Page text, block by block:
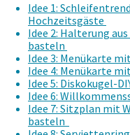
Idee 1:
Hochzeitsgäste
Idee 2: Halterung
basteln
Idee 3: Menükarte
Idee 4: Menükarte
Idee 5: Diskokugel-
Idee 6:
Idee 7: Sitzplan mit
basteln